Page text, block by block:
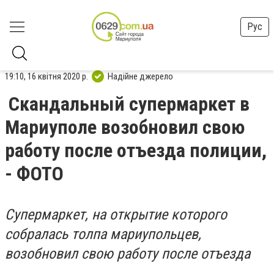
Рус
19:10, 16 квітня 2020 р. Надійне джерело
Скандальный супермаркет в
Мариуполе возобновил свою
работу после отъезда полиции,
- ФОТО
Супермаркет, на открытие которого
собралась толпа мариупольцев,
возобновил свою работу после отъезда